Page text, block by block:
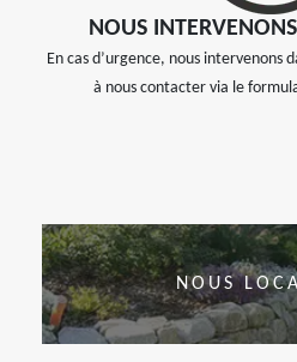
NOUS
En cas d’urgence, nous intervenons
à nous contacter via le
NOUS